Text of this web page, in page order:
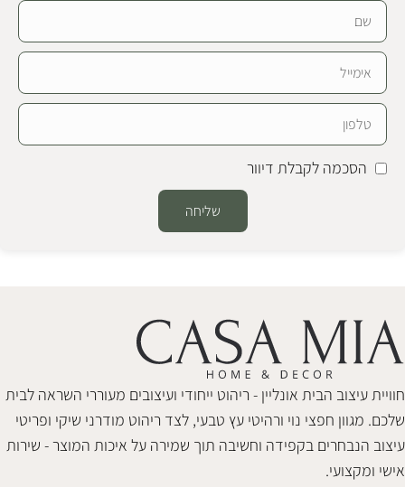
הסכמה לקבלת דיוור
שליחה
חוויית עיצוב הבית אונליין - ריהוט ייחודי ועיצובים מעוררי השראה לבית
שלכם. מגוון חפצי נוי ורהיטי עץ טבעי, לצד ריהוט מודרני שיקי ופריטי
עיצוב הנבחרים בקפידה וחשיבה תוך שמירה על איכות המוצר - שירות
אישי ומקצועי.